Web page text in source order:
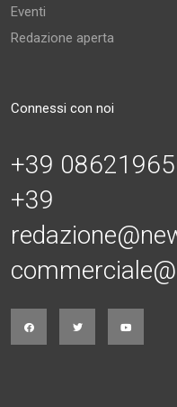
Eventi
Redazione aperta
Connessi con noi
+39
+39